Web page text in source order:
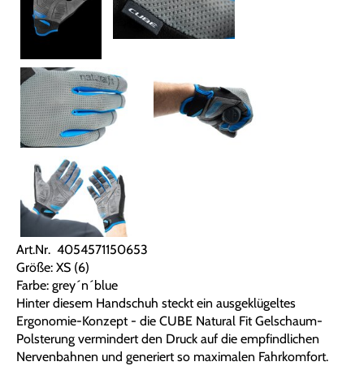
Art.Nr. 4054571150653
Größe: XS (6)
Farbe: grey´n´blue
Hinter diesem Handschuh steckt ein ausgeklügeltes
Ergonomie-Konzept - die CUBE Natural Fit Gelschaum-
Polsterung vermindert den Druck auf die empfindlichen
Nervenbahnen und generiert so maximalen Fahrkomfort.